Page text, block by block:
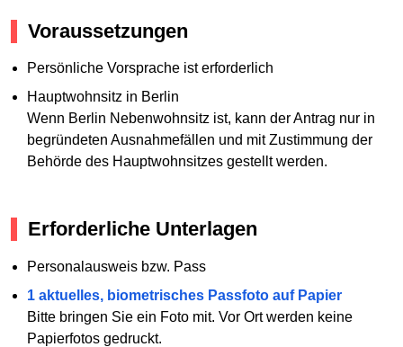
Voraussetzungen
Persönliche Vorsprache ist erforderlich
Hauptwohnsitz in Berlin
Wenn Berlin Nebenwohnsitz ist, kann der Antrag nur in
begründeten Ausnahmefällen und mit Zustimmung der
Behörde des Hauptwohnsitzes gestellt werden.
Erforderliche Unterlagen
Personalausweis bzw. Pass
1 aktuelles, biometrisches Passfoto auf Papier
Bitte bringen Sie ein Foto mit. Vor Ort werden keine
Papierfotos gedruckt.